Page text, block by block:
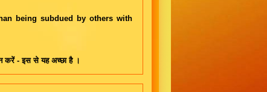
being subdued by others with
करें - इस से यह अच्छा है ।